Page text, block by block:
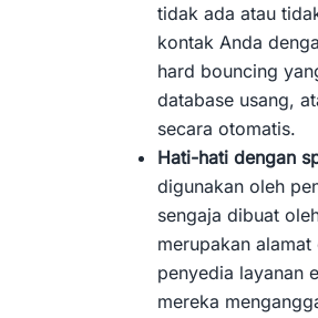
tidak ada atau
kontak Anda
hard bouncing
database usang,
secara otomatis.
Hati-hati dengan
digunakan oleh
sengaja dibuat
merupakan
penyedia layanan
mereka